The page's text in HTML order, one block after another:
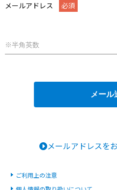
メールアドレス
メールアドレスを
ご利用上の注意